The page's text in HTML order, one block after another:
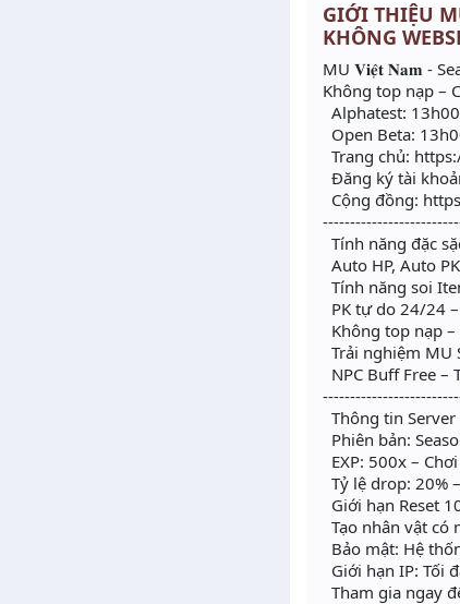
GIỚI THIỆU
KHÔNG
MU 𝐕𝐢𝐞̣̂𝐭 𝐍𝐚𝐦 -
Không top nạp –
Alphatest:
Open Beta:
Trang chủ:
Đăng ký tài
Cộng đồng:
Tính năng đặc
Auto HP, Auto
Tính năng soi
PK tự do 24/24
Không top nạp
Trải nghiệm MU
NPC Buff Free –
Thông tin Server
Phiên bản:
EXP: 500x –
Tỷ lệ drop: 20%
Giới hạn Reset
Tạo nhân vật có
Bảo mật: Hệ
Giới hạn IP: Tối
Tham gia ngay